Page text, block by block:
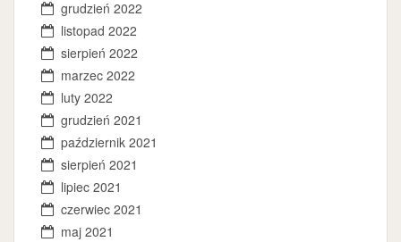
grudzień 2022
listopad 2022
sierpień 2022
marzec 2022
luty 2022
grudzień 2021
październik 2021
sierpień 2021
lipiec 2021
czerwiec 2021
maj 2021